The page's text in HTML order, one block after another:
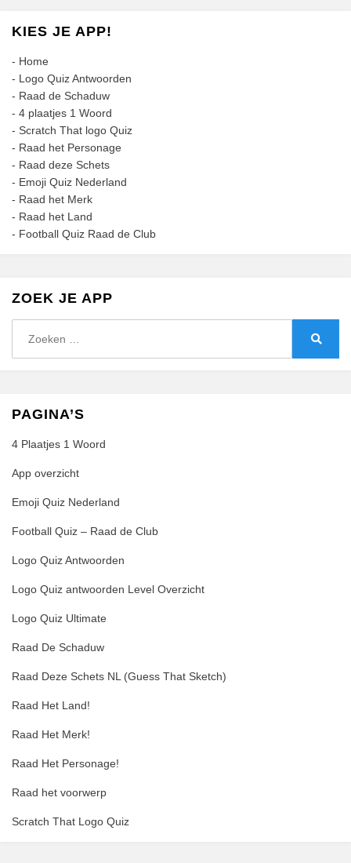
KIES JE APP!
- Home
- Logo Quiz Antwoorden
- Raad de Schaduw
- 4 plaatjes 1 Woord
- Scratch That logo Quiz
- Raad het Personage
- Raad deze Schets
- Emoji Quiz Nederland
- Raad het Merk
- Raad het Land
- Football Quiz Raad de Club
ZOEK JE APP
naar:
PAGINA’S
4 Plaatjes 1 Woord
App overzicht
Emoji Quiz Nederland
Football Quiz – Raad de Club
Logo Quiz Antwoorden
Logo Quiz antwoorden Level Overzicht
Logo Quiz Ultimate
Raad De Schaduw
Raad Deze Schets NL (Guess That Sketch)
Raad Het Land!
Raad Het Merk!
Raad Het Personage!
Raad het voorwerp
Scratch That Logo Quiz